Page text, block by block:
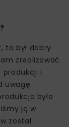
to był dobry
zrealizować
produkcji i
uwagę
była
ją w
został